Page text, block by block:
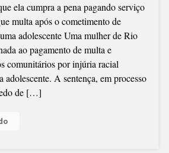
DE
RIO
NEGRINHO
CONDENADA
ela cumpra a pena pagando serviço
multa após o cometimento de
adolescente Uma mulher de Rio
ao pagamento de multa e
comunitários por injúria racial
adolescente. A sentença, em processo
de […]